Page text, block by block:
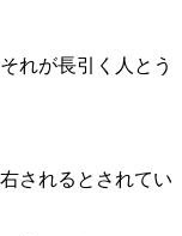
れが長引く人とう
されるとされてい